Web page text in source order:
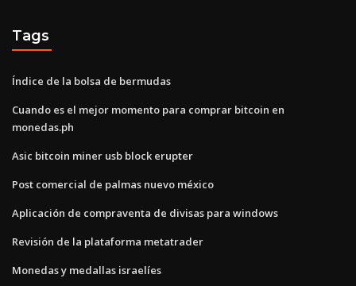
Tags
Índice de la bolsa de bermudas
Cuando es el mejor momento para comprar bitcoin en
monedas.ph
Asic bitcoin miner usb block erupter
Post comercial de palmas nuevo méxico
Aplicación de compraventa de divisas para windows
Revisión de la plataforma metatrader
Monedas y medallas israelíes